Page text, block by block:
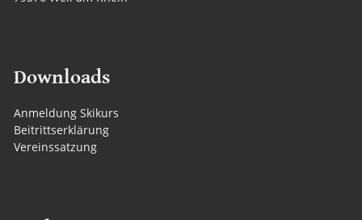
Downloads
Anmeldung Skikurs
Beitrittserklärung
Vereinssatzung